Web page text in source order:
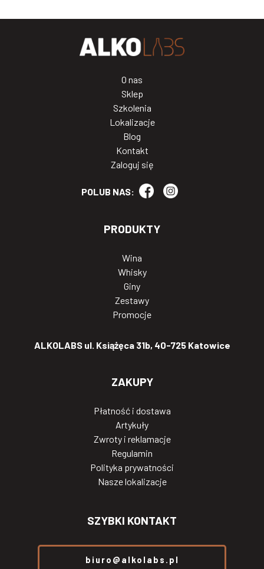
O nas
Sklep
Szkolenia
Lokalizacje
Blog
Kontakt
Zaloguj się
POLUB NAS:
PRODUKTY
Wina
Whisky
Giny
Zestawy
Promocje
ALKOLABS ul. Książęca 31b, 40-725 Katowice
ZAKUPY
Płatność i dostawa
Artykuły
Zwroty i reklamacje
Regulamin
Polityka prywatności
Nasze lokalizacje
SZYBKI KONTAKT
biuro@alkolabs.pl